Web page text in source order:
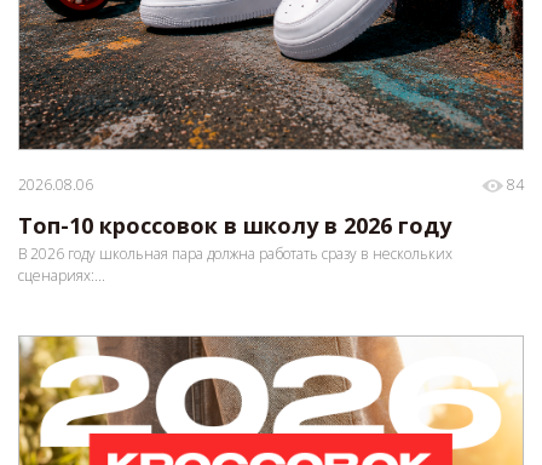
2026.08.06 84
Топ-10 кроссовок в школу в 2026 году
В 2026 году школьная пара должна работать сразу в нескольких
сценариях:...